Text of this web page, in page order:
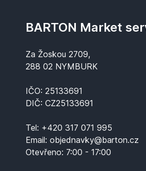
BARTON Market
Za Žoskou 2709,
288 02 NYMBURK
IČO: 25133691
DIČ: CZ25133691
Tel: +420 317 071 995
Email: objednavky@barton.cz
Otevřeno: 7:00 - 17:00